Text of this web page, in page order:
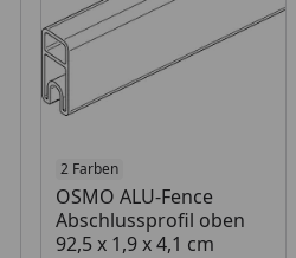
2 Farben
OSMO ALU-Fence
Abschlussprofil oben
92,5 x 1,9 x 4,1 cm